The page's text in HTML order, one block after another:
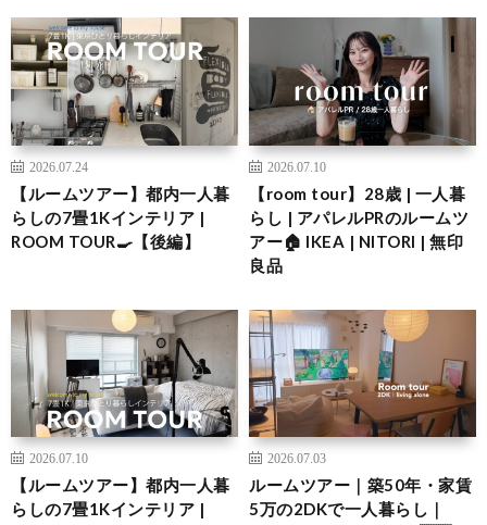
2026.07.24
【ルームツアー】都内一人暮
らしの7畳1Kインテリア |
ROOM TOUR🍳【後編】
2026.07.10
【room tour】28歳 | 一人暮
らし | アパレルPRのルームツ
アー🏠 IKEA | NITORI | 無印
良品
2026.07.10
【ルームツアー】都内一人暮
らしの7畳1Kインテリア |
2026.07.03
ルームツアー｜築50年・家賃
5万の2DKで一人暮らし｜